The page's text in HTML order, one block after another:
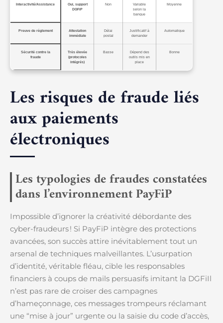
Interactivité/Assistance
Oui, support
DGFiP
Non
Variable
selon la
banque
Moyenne
Preuve de règlement
Attestation
immédiate
Délai
postal
Justificatif à
demander
Automatique
Sécurité contre la
fraude
Très élevée
(protocoles
intégrés)
Basse
Dépend des
outils mis en
place
Bonne
Les risques de fraude liés
aux paiements
électroniques
Les typologies de fraudes constatées
dans l’environnement PayFiP
Impossible d’ignorer la créativité débordante des
cyber-fraudeurs ! Si PayFiP intègre des protections
avancées, son succès attire inévitablement tout un
arsenal de techniques malveillantes. L’usurpation
d’identité, véritable fléau, cible les responsables
financiers à coups de mails persuasifs imitant la DGFiIl
n’est pas rare de croiser des campagnes
d’hameçonnage, ces messages trompeurs réclamant
une “mise à jour” urgente ou la saisie du code d’accès,